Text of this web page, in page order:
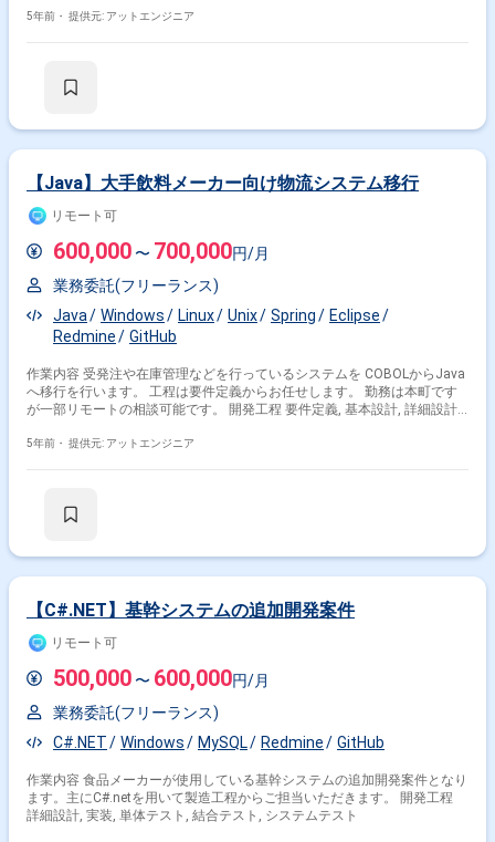
5年前・ 提供元: アットエンジニア
【Java】大手飲料メーカー向け物流システム移行
リモート可
600,000 〜 700,000円/月
業務委託(フリーランス)
Java
Windows Linux Unix Spring
Eclipse
Redmine
GitHub
作業内容 受発注や在庫管理などを行っているシステムを COBOLからJava
へ移行を行います。 工程は要件定義からお任せします。 勤務は本町です
が一部リモートの相談可能です。 開発工程 要件定義, 基本設計, 詳細設計,
5年前・ 提供元: アットエンジニア
【C#.NET】基幹システムの追加開発案件
リモート可
500,000 〜 600,000円/月
業務委託(フリーランス)
C#.NET
Windows MySQL Redmine GitHub
作業内容 食品メーカーが使用している基幹システムの追加開発案件となり
ます。主にC#.netを用いて製造工程からご担当いただきます。 開発工程
詳細設計, 実装, 単体テスト, 結合テスト, システムテスト